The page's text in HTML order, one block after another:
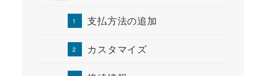
支払方法の追加
カスタマイズ